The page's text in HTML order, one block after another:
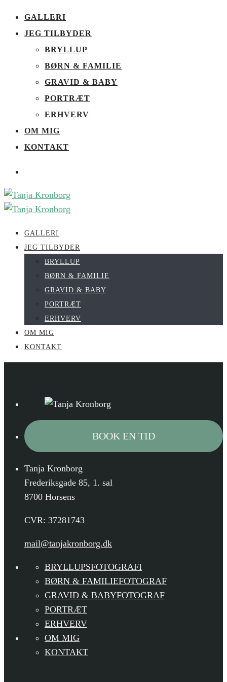
GALLERI
JEG TILBYDER
BRYLLUP
BØRN & FAMILIE
GRAVID & BABY
PORTRÆT
ERHVERV
OM MIG
KONTAKT
GALLERI
JEG TILBYDER
BRYLLUP
BØRN & FAMILIE
GRAVID & BABY
PORTRÆT
ERHVERV
OM MIG
KONTAKT
BOOK EN TID
Tanja Kronborg
Frederiksgade 85, 1. sal
8700 Horsens
CVR: 37281743
mail@tanjakronborg.dk
BRYLLUPSFOTOGRAFI
BØRN & FAMILIEFOTOGRAF
GRAVID & BABYFOTOGRAF
PORTRÆT
ERHVERV
OM MIG
KONTAKT